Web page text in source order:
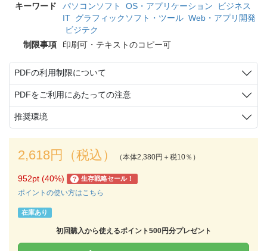
キーワード
パソコンソフト OS・アプリケーション
ビジネス
IT グラフィックソフト・ツール Web・アプリ開発
ビジテク
制限事項
印刷可・テキストのコピー可
PDFの利用制限について
PDFをご利用にあたっての注意
推奨環境
2,618円（税込） （本体2,380円＋税10％）
952pt (40%) ? 生存戦略セール！
ポイントの使い方はこちら
在庫あり
初回購入から使えるポイント500円分プレゼント